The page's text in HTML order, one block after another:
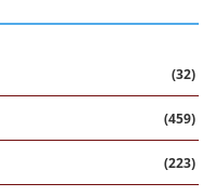
(32)
(459)
(223)